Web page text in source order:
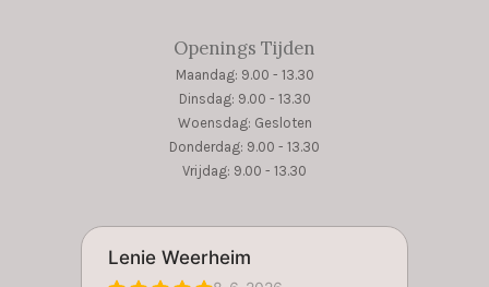
Openings Tijden
Maandag: 9.00 - 13.30
Dinsdag: 9.00 - 13.30
Woensdag: Gesloten
Donderdag: 9.00 - 13.30
Vrijdag: 9.00 - 13.30